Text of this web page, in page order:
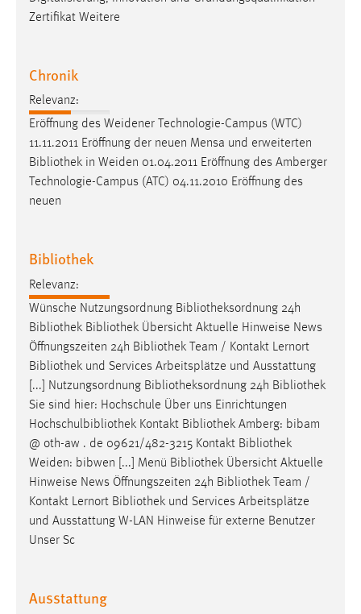
Zertifikat Weitere
Chronik
Relevanz:
Eröffnung des Weidener Technologie-Campus (WTC)
11.11.2011 Eröffnung der neuen Mensa und erweiterten
Bibliothek in Weiden 01.04.2011 Eröffnung des Amberger
Technologie-Campus (ATC) 04.11.2010 Eröffnung des
neuen
Bibliothek
Relevanz:
Wünsche Nutzungsordnung Bibliotheksordnung 24h
Bibliothek Bibliothek Übersicht Aktuelle Hinweise News
Öffnungszeiten 24h Bibliothek Team / Kontakt Lernort
Bibliothek und Services Arbeitsplätze und Ausstattung
[...] Nutzungsordnung Bibliotheksordnung 24h Bibliothek
Sie sind hier: Hochschule Über uns Einrichtungen
Hochschulbibliothek Kontakt Bibliothek Amberg: bibam
@ oth-aw . de 09621/482-3215 Kontakt Bibliothek
Weiden: bibwen [...] Menü Bibliothek Übersicht Aktuelle
Hinweise News Öffnungszeiten 24h Bibliothek Team /
Kontakt Lernort Bibliothek und Services Arbeitsplätze
und Ausstattung W-LAN Hinweise für externe Benutzer
Unser Sc
Ausstattung